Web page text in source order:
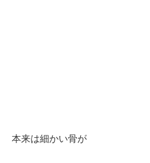
本来は細かい骨が